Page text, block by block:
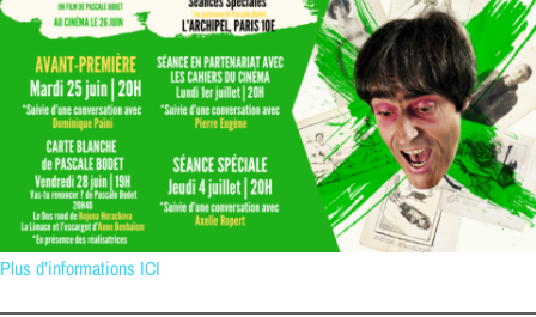
Plus d’informations ICI